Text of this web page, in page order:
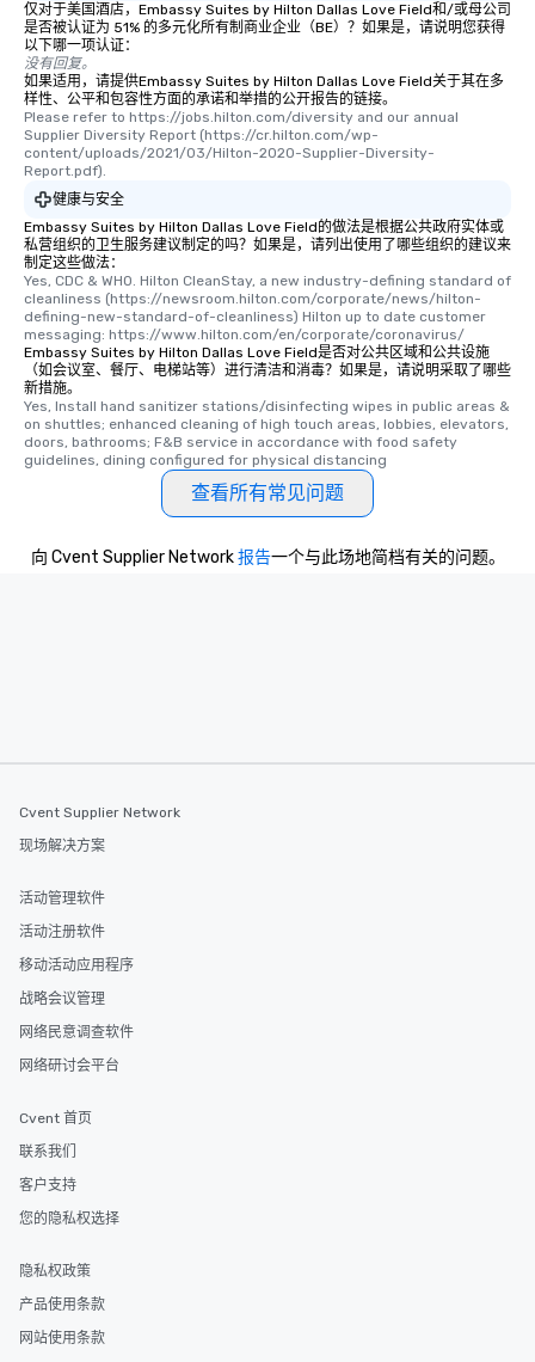
仅对于美国酒店，Embassy Suites by Hilton Dallas Love Field和/或母公司
是否被认证为 51% 的多元化所有制商业企业（BE）？如果是，请说明您获得
以下哪一项认证：
没有回复。
如果适用，请提供Embassy Suites by Hilton Dallas Love Field关于其在多
样性、公平和包容性方面的承诺和举措的公开报告的链接。
Please refer to https://jobs.hilton.com/diversity and our annual
Supplier Diversity Report (https://cr.hilton.com/wp-
content/uploads/2021/03/Hilton-2020-Supplier-Diversity-
Report.pdf).
健康与安全
Embassy Suites by Hilton Dallas Love Field的做法是根据公共政府实体或
私营组织的卫生服务建议制定的吗？如果是，请列出使用了哪些组织的建议来
制定这些做法：
Yes, CDC & WHO. Hilton CleanStay, a new industry-defining standard of
cleanliness (https://newsroom.hilton.com/corporate/news/hilton-
defining-new-standard-of-cleanliness) Hilton up to date customer
messaging: https://www.hilton.com/en/corporate/coronavirus/
Embassy Suites by Hilton Dallas Love Field是否对公共区域和公共设施
（如会议室、餐厅、电梯站等）进行清洁和消毒？如果是，请说明采取了哪些
新措施。
Yes, Install hand sanitizer stations/disinfecting wipes in public areas &
on shuttles; enhanced cleaning of high touch areas, lobbies, elevators,
doors, bathrooms; F&B service in accordance with food safety
guidelines, dining configured for physical distancing
查看所有常见问题
向 Cvent Supplier Network报告一个与此场地简档有关的问题。
Cvent Supplier Network
现场解决方案
活动管理软件
活动注册软件
移动活动应用程序
战略会议管理
网络民意调查软件
网络研讨会平台
Cvent 首页
联系我们
客户支持
您的隐私权选择
隐私权政策
产品使用条款
网站使用条款